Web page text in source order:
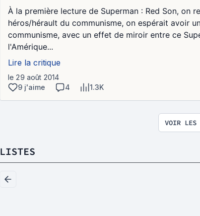
À la première lecture de Superman : Red Son, on
héros/hérault du communisme, on espérait avoir
communisme, avec un effet de miroir entre ce
l'Amérique...
Lire la critique
le 29 août 2014
9 j'aime
4 1.3K
VOIR LES
LISTES